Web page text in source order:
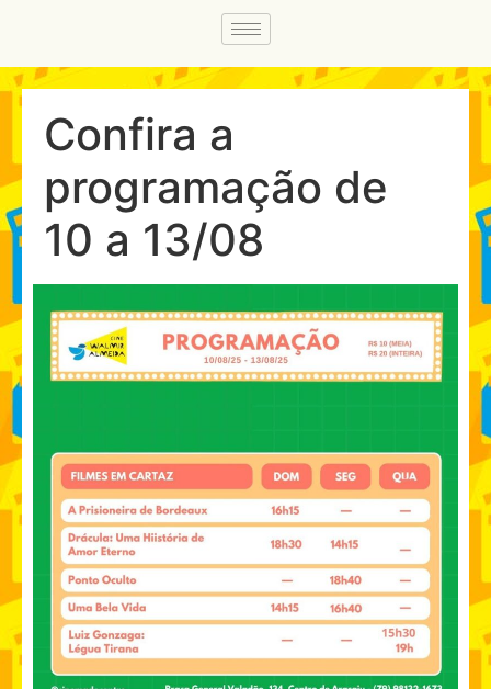
Confira a
programação de
10 a 13/08